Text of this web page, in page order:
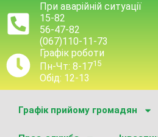
При аварійній ситуації
15-82
56-47-82
(067)110-11-73
Графік роботи
Пн-Чт: 8-1715
Обід: 12-13
Графік прийому громадян